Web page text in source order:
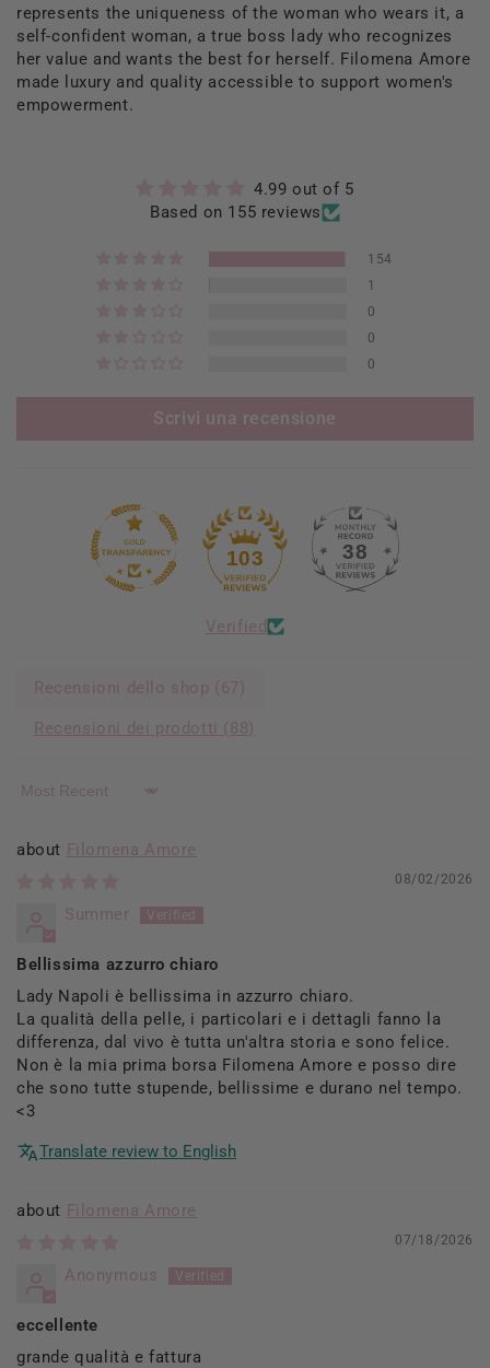
represents the uniqueness of the woman who wears it, a
self-confident woman, a true boss lady who recognizes
her value and wants the best for herself. Filomena Amore
made luxury and quality accessible to support women's
empowerment.
4.99 out of 5
Based on 155 reviews
154
1
0
0
0
Scrivi una recensione
103 38
Verified
Recensioni dello shop ( 67 )
Recensioni dei prodotti (88)
Sort by
Filomena Amore
08/02/2026
Summer
Bellissima azzurro chiaro
Lady Napoli è bellissima in azzurro chiaro.
La qualità della pelle, i particolari e i dettagli fanno la
differenza, dal vivo è tutta un'altra storia e sono felice.
Non è la mia prima borsa Filomena Amore e posso dire
che sono tutte stupende, bellissime e durano nel tempo.
<3
Translate review to English
Filomena Amore
07/18/2026
Anonymous
eccellente
grande qualità e fattura